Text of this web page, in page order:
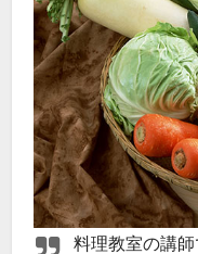
料理教室の講